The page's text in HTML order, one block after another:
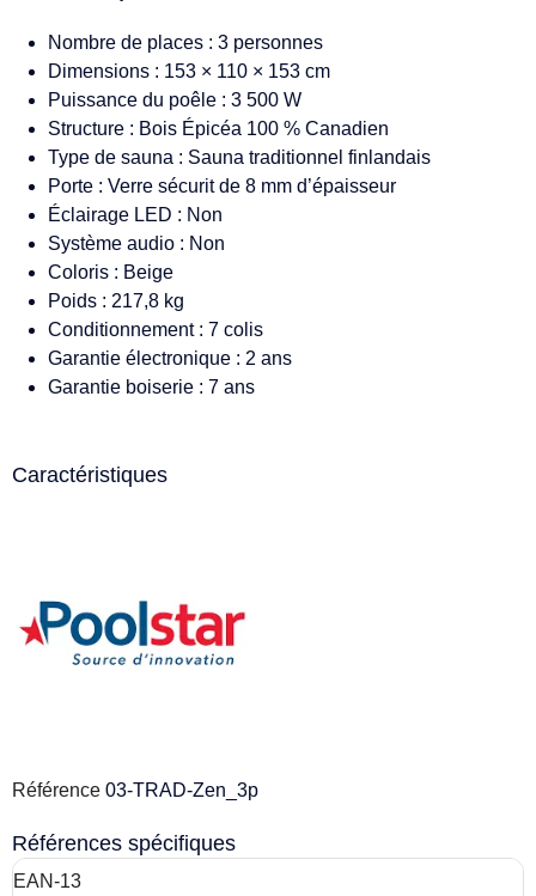
Nombre de places : 3 personnes
Dimensions : 153 × 110 × 153 cm
Puissance du poêle : 3 500 W
Structure : Bois Épicéa 100 % Canadien
Type de sauna : Sauna traditionnel finlandais
Porte : Verre sécurit de 8 mm d’épaisseur
Éclairage LED : Non
Système audio : Non
Coloris : Beige
Poids : 217,8 kg
Conditionnement : 7 colis
Garantie électronique : 2 ans
Garantie boiserie : 7 ans
Caractéristiques
Référence 03-TRAD-Zen_3p
Références spécifiques
EAN-13